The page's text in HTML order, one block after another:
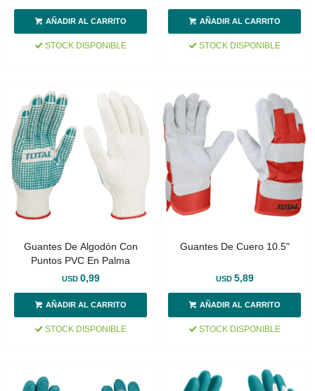
STOCK DISPONIBLE STOCK DISPONIBLE
Guantes De Algodón Con
Puntos PVC En Palma
USD 0,99
STOCK DISPONIBLE
Guantes De Cuero 10.5"
USD 5,89
STOCK DISPONIBLE